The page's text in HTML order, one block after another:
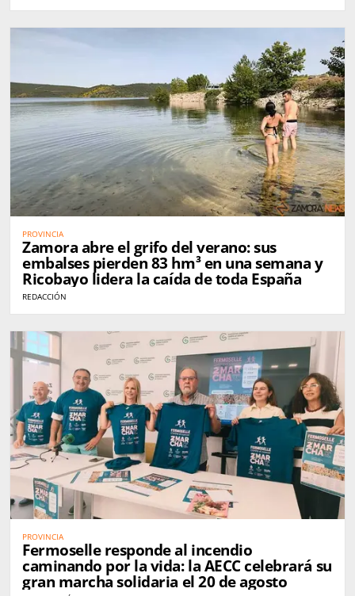
PROVINCIA
Zamora abre el grifo del verano: sus
embalses pierden 83 hm³ en una semana y
Ricobayo lidera la caída de toda España
REDACCIÓN
PROVINCIA
Fermoselle responde al incendio
caminando por la vida: la AECC celebrará su
gran marcha solidaria el 20 de agosto